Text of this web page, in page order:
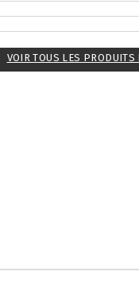
VOIR TOUS LES PRODUITS